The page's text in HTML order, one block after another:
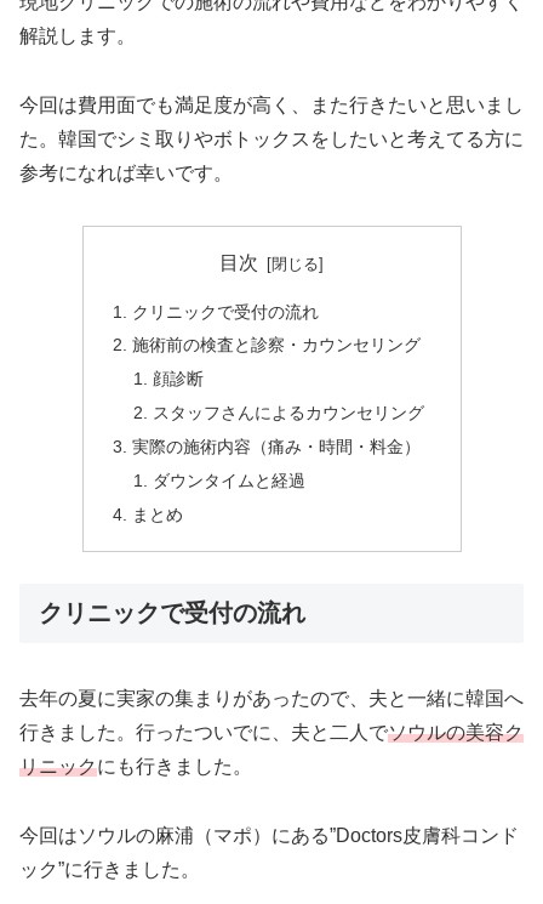
解説します。
今回は費用面でも満足度が高く、また行きたいと思いまし
た。韓国でシミ取りやボトックスをしたいと考えてる方に
参考になれば幸いです。
目次
クリニックで受付の流れ
施術前の検査と診察・カウンセリング
顔診断
スタッフさんによるカウンセリング
実際の施術内容（痛み・時間・料金）
ダウンタイムと経過
まとめ
クリニックで受付の流れ
去年の夏に実家の集まりがあったので、夫と一緒に韓国へ
行きました。行ったついでに、夫と二人でソウルの美容ク
リニックにも行きました。
今回はソウルの麻浦（マポ）にある”Doctors皮膚科コンド
ック”に行きました。